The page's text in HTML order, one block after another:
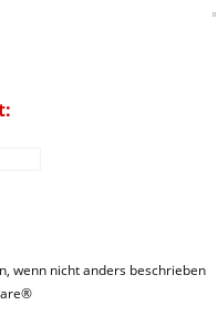
wenn nicht anders beschrieben